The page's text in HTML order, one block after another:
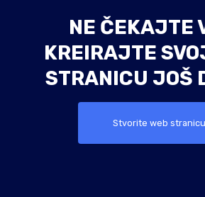
NE ČEKAJTE
KREIRAJTE
STRANICU JOŠ
Stvorite web stranicu